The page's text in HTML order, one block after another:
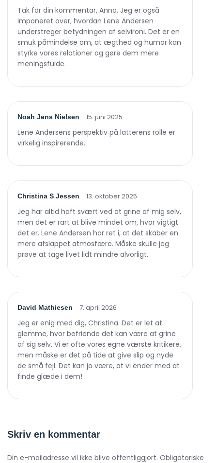
Tak for din kommentar, Anna. Jeg er også
imponeret over, hvordan Lene Andersen
understreger betydningen af selvironi. Det er en
smuk påmindelse om, at ægthed og humor kan
styrke vores relationer og gøre dem mere
meningsfulde.
Noah Jens Nielsen 15. juni 2025
Lene Andersens perspektiv på latterens rolle er
virkelig inspirerende.
Christina S Jessen 13. oktober 2025
Jeg har altid haft svært ved at grine af mig selv,
men det er rart at blive mindet om, hvor vigtigt
det er. Lene Andersen har ret i, at det skaber en
mere afslappet atmosfære. Måske skulle jeg
prøve at tage livet lidt mindre alvorligt.
David Mathiesen 7. april 2026
Jeg er enig med dig, Christina. Det er let at
glemme, hvor befriende det kan være at grine
af sig selv. Vi er ofte vores egne værste kritikere,
men måske er det på tide at give slip og nyde
de små fejl. Det kan jo være, at vi ender med at
finde glæde i dem!
Skriv en kommentar
Din e-mailadresse vil ikke blive offentliggjort. Obligatoriske